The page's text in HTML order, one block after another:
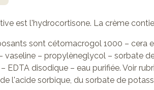
est l'hydrocortisone. La crème
sont cétomacrogol 1000 – cera
vaseline – propylèneglycol – sorbate
EDTA disodique – eau purifiée. Voir
l'acide sorbique, du sorbate de